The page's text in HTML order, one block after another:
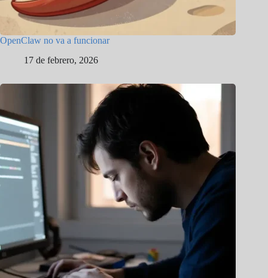
OpenClaw no va a funcionar
17 de febrero, 2026